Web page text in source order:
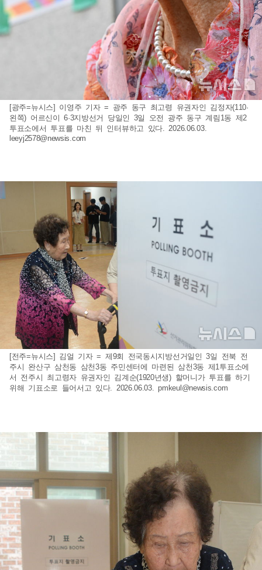
[광주=뉴시스] 이영주 기자 = 광주 동구 최고령 유권자인 김정자(110·
왼쪽) 어르신이 6·3지방선거 당일인 3일 오전 광주 동구 계림1동 제2
투표소에서 투표를 마친 뒤 인터뷰하고 있다. 2026.06.03.
leeyj2578@newsis.com
[전주=뉴시스] 김얼 기자 = 제9회 전국동시지방선거일인 3일 전북 전
주시 완산구 삼천동 삼천3동 주민센터에 마련된 삼천3동 제1투표소에
서 전주시 최고령자 유권자인 김계순(1920년생) 할머니가 투표를 하기
위해 기표소로 들어서고 있다. 2026.06.03.pmkeul@newsis.com